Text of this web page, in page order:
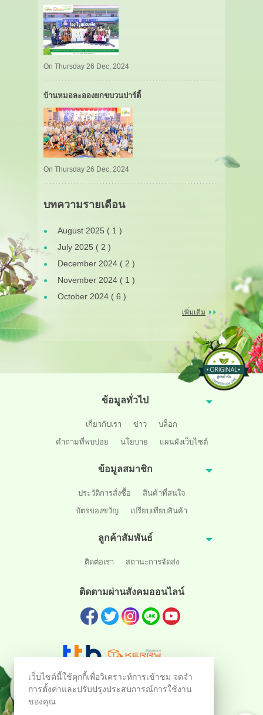
On Thursday 26 Dec, 2024
บ้านหมอละอองยกขบวนปาร์ตี้
On Thursday 26 Dec, 2024
บทความรายเดือน
August 2025 ( 1 )
July 2025 ( 2 )
December 2024 ( 2 )
November 2024 ( 1 )
October 2024 ( 6 )
เพิ่มเติม
ข้อมูลทั่วไป
เกี่ยวกับเรา ข่าว
บล็อก
คำถามที่พบบ่อย
นโยบาย แผนผังเว็บไซต์
ข้อมูลสมาชิก
ประวัติการสั่งซื้อ
สินค้าที่สนใจ
บัตรของขวัญ
เปรียบเทียบสินค้า
ลูกค้าสัมพันธ์
ติดต่อเรา สถานะการจัดส่ง
ติดตามผ่านสังคมออนไลน์
เว็บไซต์นี้ใช้คุกกี้เพื่อวิเคราะห์การเข้าชม จดจำ
การตั้งค่าและปรับปรุงประสบการณ์การใช้งาน
ของคุณ